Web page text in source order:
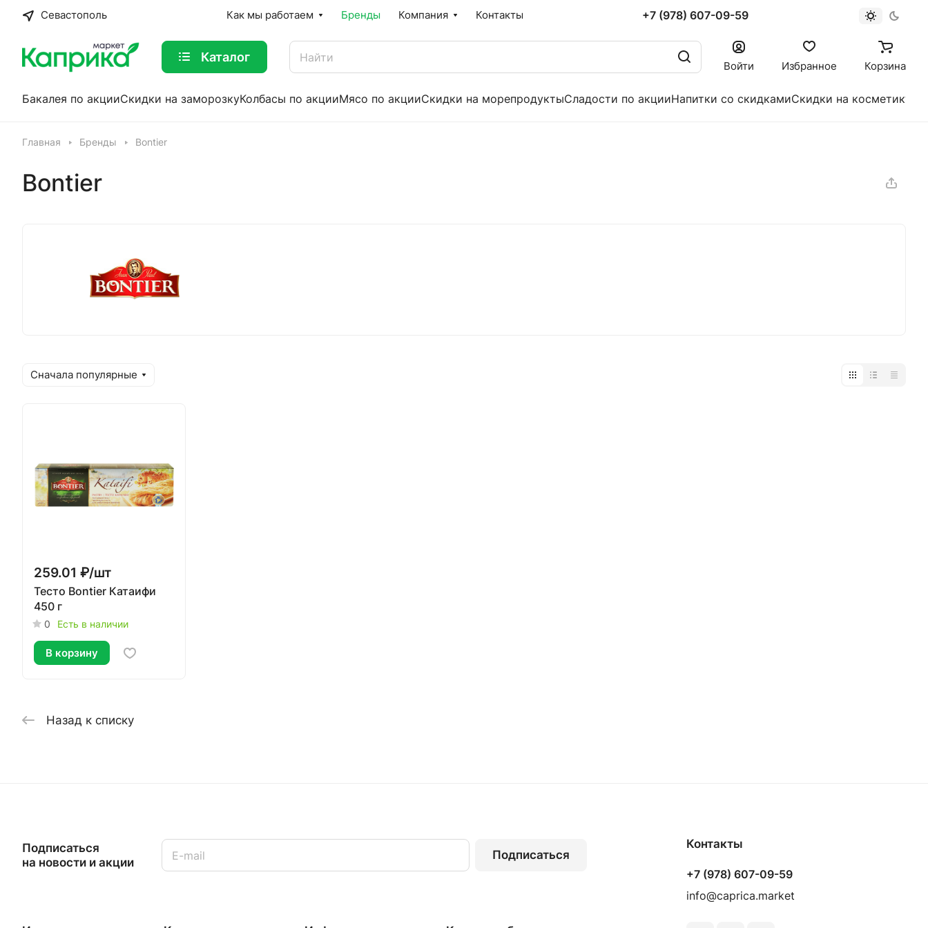
Севастополь Как мы работаем Бренды Компания Контакты +7 (978) 607-09-59
Каталог
Войти Избранное Корзина
Бакалея по акцииСкидки на заморозкуКолбасы по акцииМясо по акцииСкидки на морепродуктыСладости по акцииНапитки со скидкамиСкидки на косметику
Главная Бренды Bontier
Bontier
Сначала популярные
259.01 ₽/шт
Тесто Bontier Катаифи
450 г
0 Есть в наличии
В корзину
Назад к списку
Подписаться
на новости и акции
Подписаться
Контакты
+7 (978) 607-09-59
info@caprica.market